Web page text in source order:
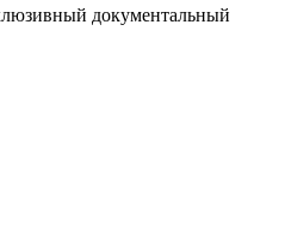
документальный